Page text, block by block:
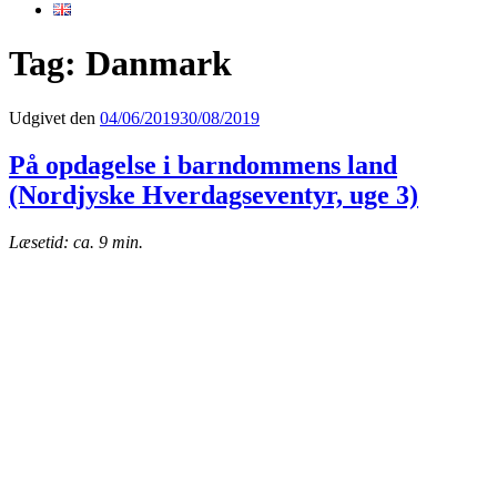
Tag: Danmark
Udgivet den 04/06/201930/08/2019
På opdagelse i barndommens land
(Nordjyske Hverdagseventyr, uge 3)
Læsetid: ca. 9 min.